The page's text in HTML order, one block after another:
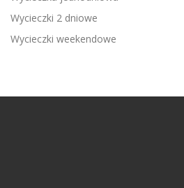
Wycieczki 2 dniowe
Wycieczki weekendowe